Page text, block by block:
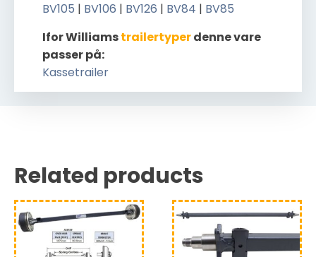
Ifor Williamstrailertyperdenne vare
passer på:
Kassetrailer
BV105 | BV106 | BV126 | BV84 | BV85
Related products